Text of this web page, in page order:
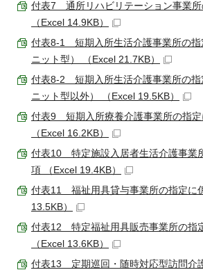
付表7 通所リハビリテーション事業所
（Excel 14.9KB）
付表8-1 短期入所生活介護事業所の指
ニット型） （Excel 21.7KB）
付表8-2 短期入所生活介護事業所の指
ニット型以外） （Excel 19.5KB）
付表9 短期入所療養介護事業所の指定
（Excel 16.2KB）
付表10 特定施設入居者生活介護事業
項 （Excel 19.4KB）
付表11 福祉用具貸与事業所の指定に
13.5KB）
付表12 特定福祉用具販売事業所の指
（Excel 13.6KB）
付表13 定期巡回・随時対応型訪問介